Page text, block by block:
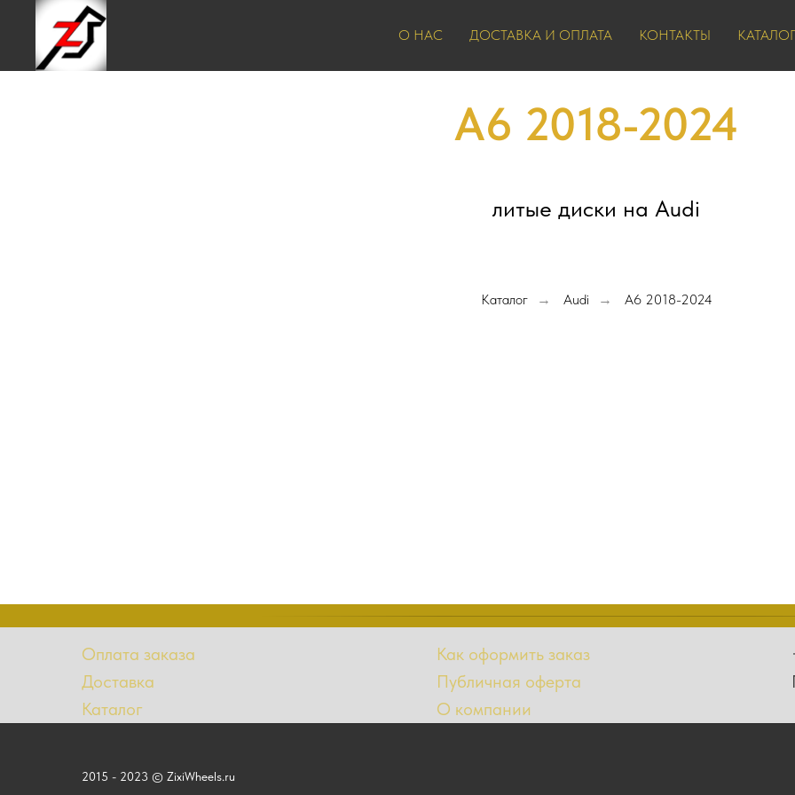
ZIXI wheels
О НАС ДОСТАВКА И ОПЛАТА КОНТАКТЫ КАТАЛОГ
A6 2018-2024
литые диски на Audi
Каталог → Audi → A6 2018-2024
Оплата заказа
Доставка
Каталог
Как оформить заказ
Публичная оферта
О компании
2015 - 2023 © ZixiWheels.ru